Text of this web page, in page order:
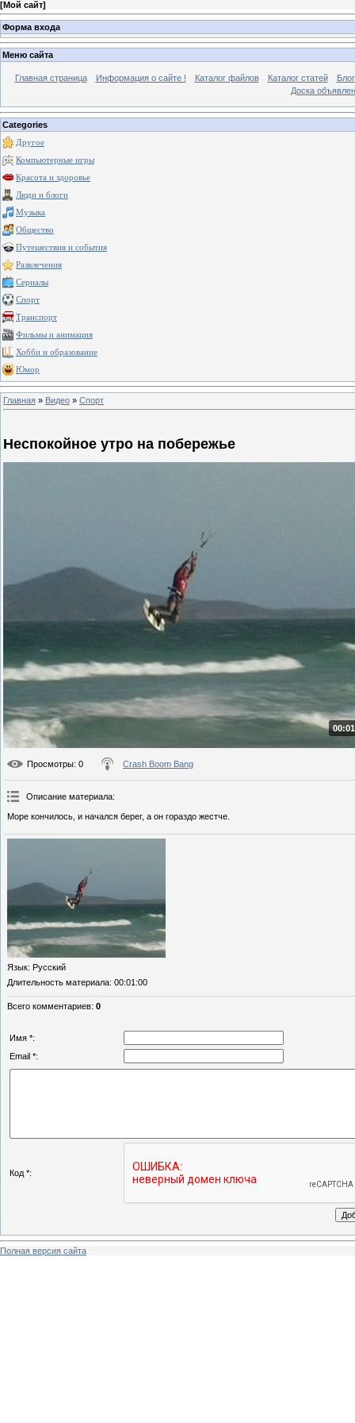
[Мой сайт]
Форма входа
Меню сайта
Главная страница Информация о сайте ! Каталог файлов Каталог статей
Блог
Доска
Categories
Другое
Компьютерные игры
Красота и здоровье
Люди и блоги
Музыка
Общество
Путешествия и события
Развлечения
Сериалы
Спорт
Транспорт
Фильмы и анимация
Хобби и образование
Юмор
Главная » Видео » Спорт
Неспокойное утро на побережье
Просмотры: 0 Crash Boom Bang
Описание материала:
Море кончилось, и начался берег, а он гораздо жестче.
Язык: Русский
Длительность материала: 00:01:00
Всего комментариев: 0
Имя *:
Email *:
Код *:
Полная версия сайта